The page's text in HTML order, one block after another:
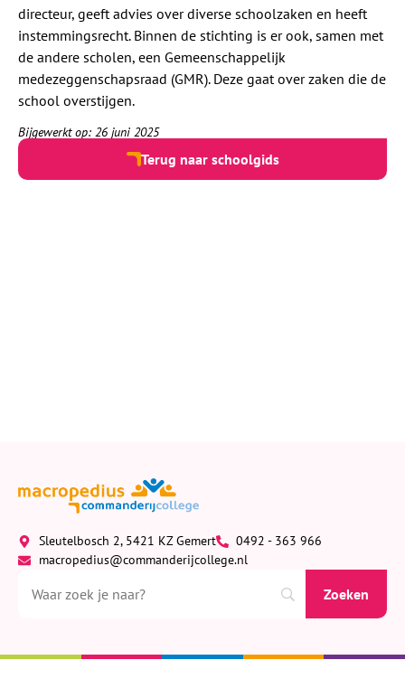
directeur, geeft advies over diverse schoolzaken en heeft
instemmingsrecht. Binnen de stichting is er ook, samen met
de andere scholen, een Gemeenschappelijk
medezeggenschapsraad (GMR). Deze gaat over zaken die de
school overstijgen.
Bijgewerkt op: 26 juni 2025
Terug naar schoolgids
Sleutelbosch 2, 5421 KZ Gemert
0492 - 363 966
macropedius@commanderijcollege.nl